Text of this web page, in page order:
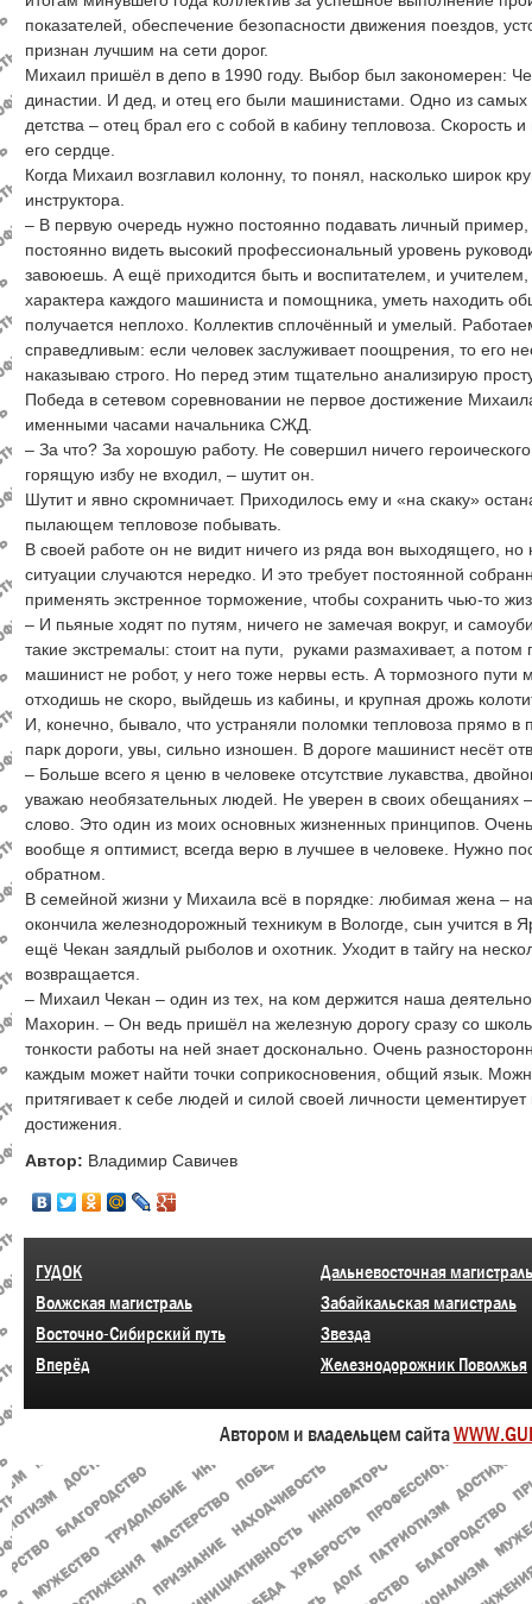
показателей, обеспечение безопасности движения поездов,
признан лучшим на сети дорог.
Михаил пришёл в депо в 1990 году. Выбор был закономерен:
династии. И дед, и отец его были машинистами. Одно из
детства – отец брал его с собой в кабину тепловоза. Скорость
его сердце.
Когда Михаил возглавил колонну, то понял, насколько широк
инструктора.
– В первую очередь нужно постоянно подавать личный
постоянно видеть высокий профессиональный уровень
завоюешь. А ещё приходится быть и воспитателем, и учителем,
характера каждого машиниста и помощника, уметь находить
получается неплохо. Коллектив сплочённый и умелый.
справедливым: если человек заслуживает поощрения, то его
наказываю строго. Но перед этим тщательно анализирую
Победа в сетевом соревновании не первое достижение
именными часами начальника СЖД.
– За что? За хорошую работу. Не совершил ничего
горящую избу не входил, – шутит он.
Шутит и явно скромничает. Приходилось ему и «на скаку»
пылающем тепловозе побывать.
В своей работе он не видит ничего из ряда вон выходящего,
ситуации случаются нередко. И это требует постоянной
применять экстренное торможение, чтобы сохранить чью-то
– И пьяные ходят по путям, ничего не замечая вокруг, и
такие экстремалы: стоит на пути, руками размахивает, а
машинист не робот, у него тоже нервы есть. А тормозного пути
отходишь не скоро, выйдешь из кабины, и крупная дрожь
И, конечно, бывало, что устраняли поломки тепловоза прямо в
парк дороги, увы, сильно изношен. В дороге машинист несёт
– Больше всего я ценю в человеке отсутствие лукавства,
уважаю необязательных людей. Не уверен в своих обещаниях
слово. Это один из моих основных жизненных принципов.
вообще я оптимист, всегда верю в лучшее в человеке. Нужно
обратном.
В семейной жизни у Михаила всё в порядке: любимая жена –
окончила железнодорожный техникум в Вологде, сын учится в
ещё Чекан заядлый рыболов и охотник. Уходит в тайгу на
возвращается.
– Михаил Чекан – один из тех, на ком держится наша
Махорин. – Он ведь пришёл на железную дорогу сразу со
тонкости работы на ней знает досконально. Очень
каждым может найти точки соприкосновения, общий язык.
притягивает к себе людей и силой своей личности
достижения.
Автор: Владимир Савичев
ГУДОК
Волжская магистраль
Восточно-Сибирский путь
Вперёд
Дальневосточная магистраль
Забайкальская магистраль
Звезда
Железнодорожник Поволжья
Автором и владельцем сайта